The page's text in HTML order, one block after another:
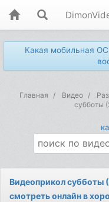
Какая мобильная
Главная Видео
субботы
Видеоприкол
смотреть онлайн в